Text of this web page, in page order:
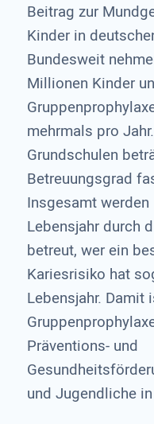
Beitrag zur
Kinder in
Bundesweit
Millionen Kinder
mehrmals pro
Grundschulen
Betreuungsgrad
Insgesamt
Lebensjahr durch
betreut, wer ein
Kariesrisiko hat
Lebensjahr.
Präventions- und
und Jugendliche